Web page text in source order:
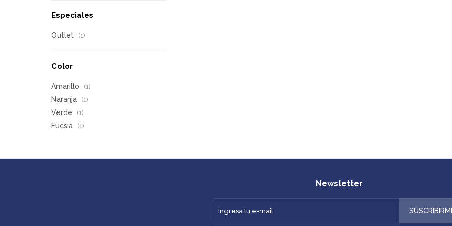
Especiales
Outlet (1)
Color
Amarillo (1)
Naranja (1)
Verde (1)
Fucsia (1)
Newsletter